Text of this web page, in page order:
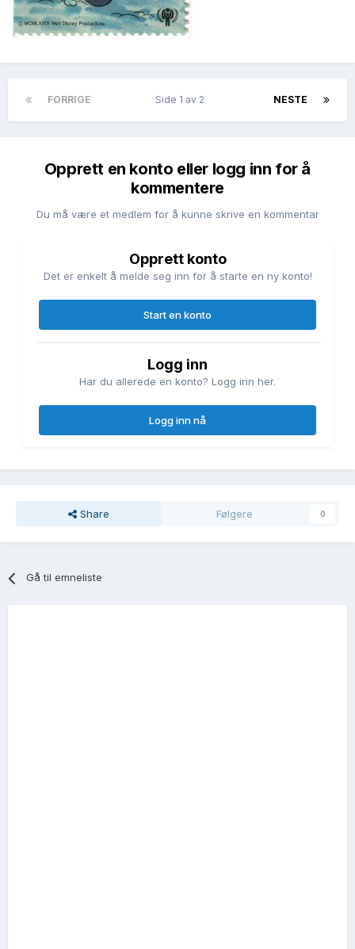
FORRIGE NESTE
Side 1 av 2
Opprett en konto eller logg inn for å
kommentere
Du må være et medlem for å kunne skrive en kommentar
Opprett konto
Det er enkelt å melde seg inn for å starte en ny konto!
Start en konto
Logg inn
Har du allerede en konto? Logg inn her.
Logg inn nå
Share Følgere 0
Gå til emneliste